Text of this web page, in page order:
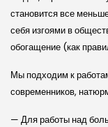
становится все
себя изгоями в
обогащение (как
Мы подходим к
современников,
— Для работы над